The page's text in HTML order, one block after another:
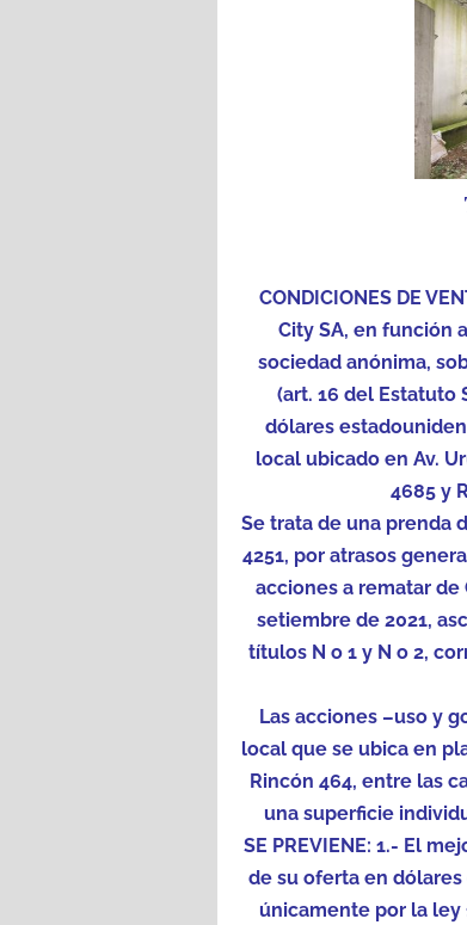
CONDICIONES DE
City SA, en función
sociedad anónima,
(art. 16 del Estatuto
dólares
local ubicado en Av.
4685 y
Se trata de una prenda
4251, por atrasos
acciones a rematar de
setiembre de 2021,
títulos N o 1 y N o 2,
Las acciones –uso y
local que se ubica en
Rincón 464, entre las
una superficie
SE PREVIENE: 1.- El
de su oferta en
únicamente por la ley